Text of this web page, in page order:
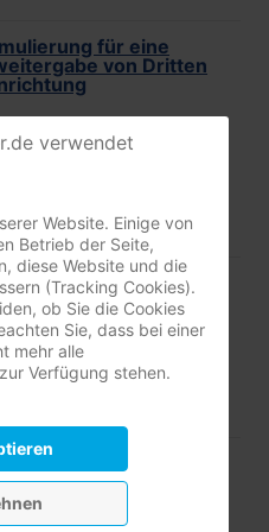
für eine
von Dritten
Download
Download
verwendet
Website. Einige von
Betrieb der Seite,
diese Website und die
(Tracking Cookies).
ob Sie die Cookies
Sie, dass bei einer
mehr alle
Verfügung stehen.